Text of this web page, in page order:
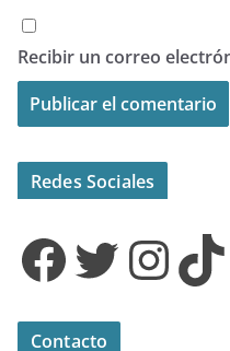
Recibir un correo
Redes Sociales
Facebook Twitter InstagramTikTok
Contacto